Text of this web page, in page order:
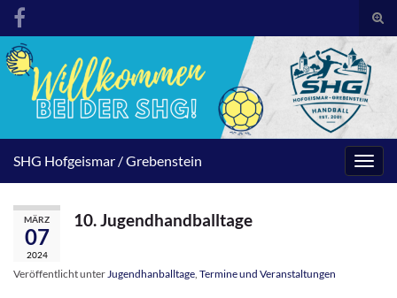
SHG Hofgeismar / Grebenstein
MÄRZ
07
2024
10. Jugendhandballtage
Veröffentlicht unterJugendhanballtage, Termine und Veranstaltungen